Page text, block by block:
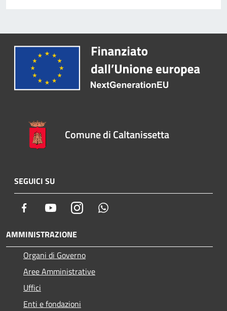
Comune di Caltanissetta
SEGUICI SU
Facebook YoutubeInstagram
AMMINISTRAZIONE
Organi di Governo
Aree Amministrative
Uffici
Enti e fondazioni